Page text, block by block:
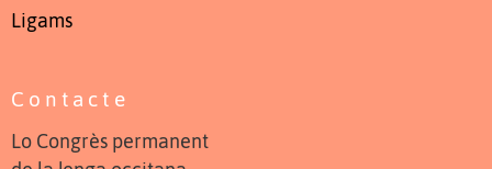
Ligams
Contacte
Lo Congrès permanent